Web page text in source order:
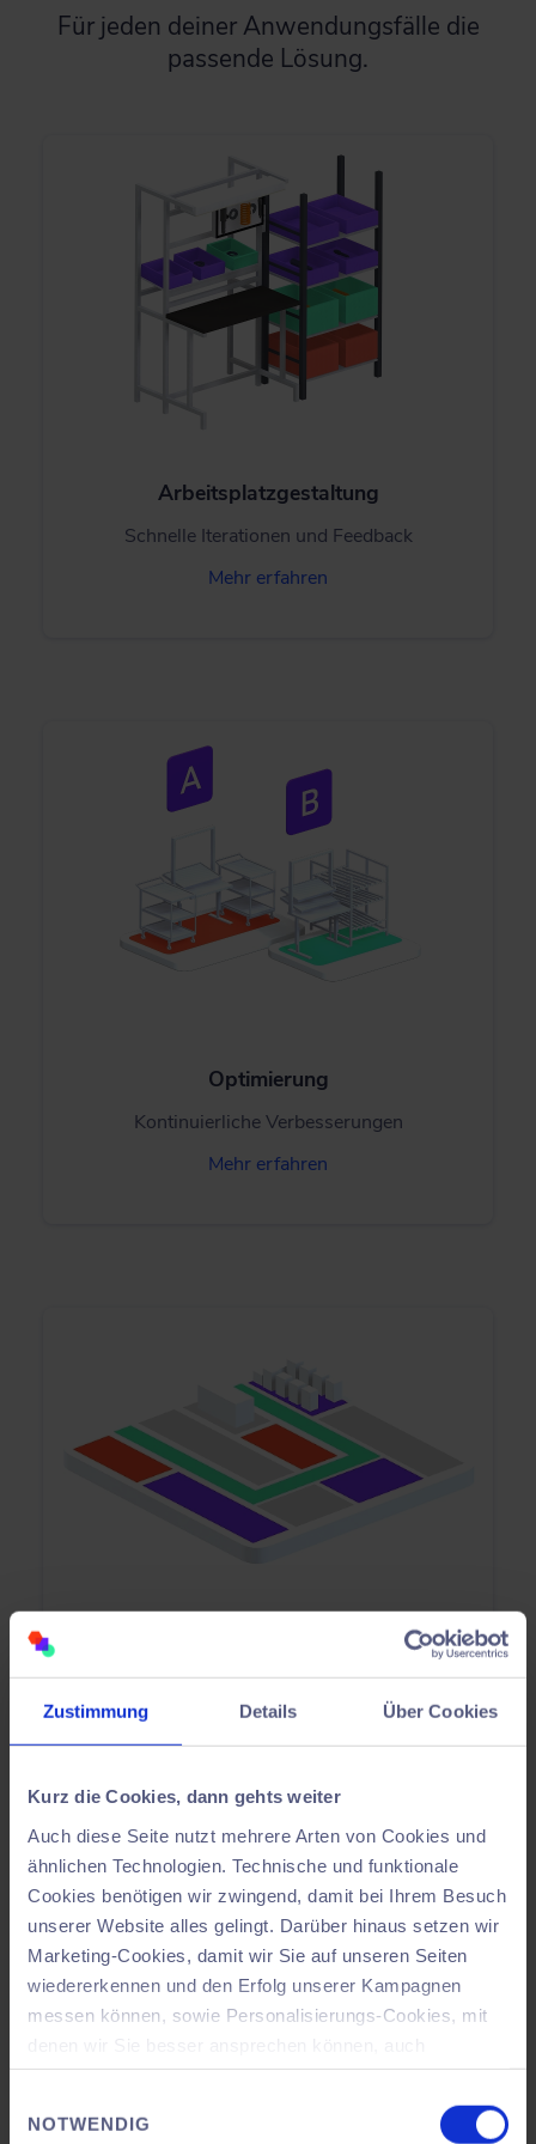
Zustimmung Details Über Cookies
Kurz die Cookies, dann gehts weiter
Auch diese Seite nutzt mehrere Arten von Cookies und
ähnlichen Technologien. Technische und funktionale
Cookies benötigen wir zwingend, damit bei Ihrem Besuch
unserer Website alles gelingt. Darüber hinaus setzen wir
Marketing-Cookies, damit wir Sie auf unseren Seiten
wiedererkennen und den Erfolg unserer Kampagnen
messen können, sowie Personalisierungs-Cookies, mit
außerhalb unserer Webseiten. Dabei kann es
vorkommen, dass Ihre Daten in ein Land außerhalb der
Europäischen Union übertragen werden, welches ggf.
NOTWENDIG
Für jeden deiner Anwendungsfälle die
passende Lösung.
Arbeitsplatzgestaltung
Schnelle Iterationen und Feedback
Mehr erfahren
Optimierung
Kontinuierliche Verbesserungen
Mehr erfahren
Shopfloor- und Hallenplanung
Mehr erfahren